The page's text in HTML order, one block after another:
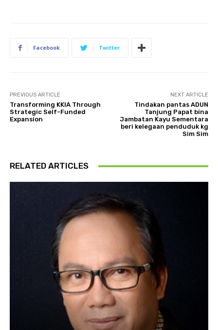
Facebook Twitter
PREVIOUS ARTICLE
Transforming KKIA Through
Strategic Self-Funded
Expansion
NEXT ARTICLE
Tindakan pantas ADUN
Tanjung Papat bina
Jambatan Kayu Sementara
beri kelegaan penduduk kg
Sim Sim
RELATED ARTICLES